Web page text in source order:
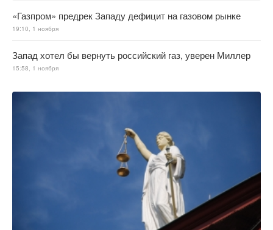
«Газпром» предрек Западу дефицит на газовом рынке
19:10, 1 ноября
Запад хотел бы вернуть российский газ, уверен Миллер
15:58, 1 ноября